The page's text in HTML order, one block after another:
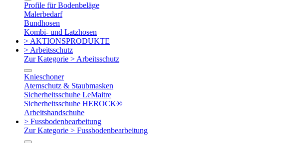
Profile für Bodenbeläge
Malerbedarf
Bundhosen
Kombi- und Latzhosen
> AKTIONSPRODUKTE
> Arbeitsschutz
Zur Kategorie > Arbeitsschutz
Knieschoner
Atemschutz & Staubmasken
Sicherheitsschuhe LeMaitre
Sicherheitsschuhe HEROCK®
Arbeitshandschuhe
> Fussbodenbearbeitung
Zur Kategorie > Fussbodenbearbeitung